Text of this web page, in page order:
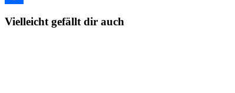
Vielleicht gefällt dir auch